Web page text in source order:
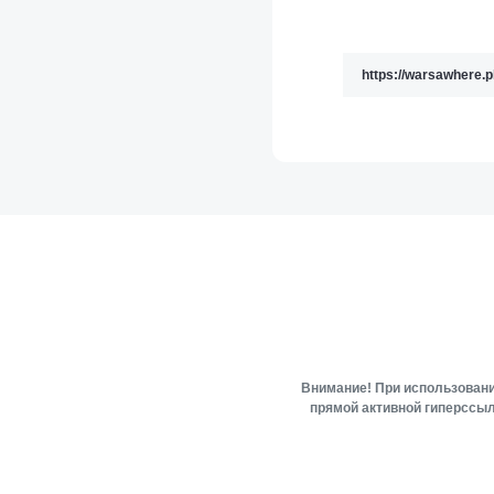
Внимание! При
прямой активной